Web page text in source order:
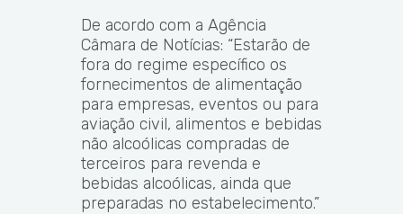
De acordo com a Agência
Câmara de Notícias: “Estarão de
fora do regime específico os
fornecimentos de alimentação
para empresas, eventos ou para
aviação civil, alimentos e bebidas
não alcoólicas compradas de
terceiros para revenda e
bebidas alcoólicas, ainda que
preparadas no estabelecimento.”